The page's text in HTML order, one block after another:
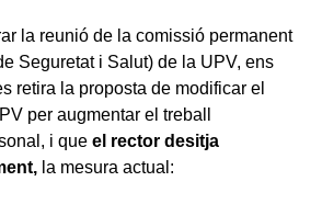
la reunió de la comissió permanent
Seguretat i Salut) de la UPV, ens
retira la proposta de modificar el
per augmentar el treball
i que el rector desitja
la mesura actual: